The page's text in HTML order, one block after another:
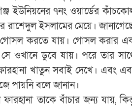
ইউনিয়নের ৭নং ওয়ার্ডের
রাশেদুল ইসলামের মেয়ে।
গোসল করতে যায়। গোসল করার
ওখানে ডুবে যায়। পরে তার
খাতুন সবাই দেখে। এবং
পায়নি বলে জানান।
তাকে বাঁচার জন্য যায়,